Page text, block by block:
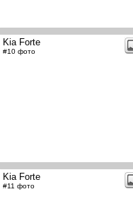
Kia Forte
#10 фото
Kia Forte
#11 фото